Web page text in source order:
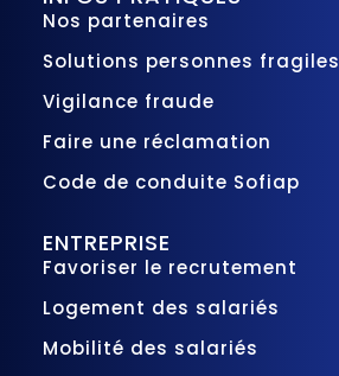
ENTREPRISE
Favoriser le recrutement
Logement des salariés
Mobilité des salariés
Nos partenaires
Solutions personnes fragiles
Vigilance fraude
Faire une réclamation
Code de conduite Sofiap